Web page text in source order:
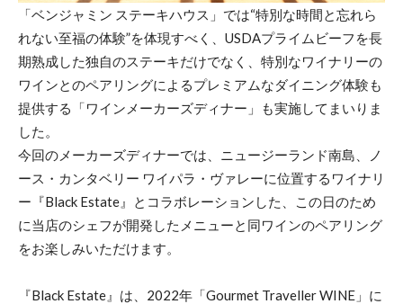
「ベンジャミン ステーキハウス」では“特別な時間と忘れら
れない至福の体験”を体現すべく、USDAプライムビーフを長
期熟成した独自のステーキだけでなく、特別なワイナリーの
ワインとのペアリングによるプレミアムなダイニング体験も
提供する「ワインメーカーズディナー」も実施してまいりま
した。
今回のメーカーズディナーでは、ニュージーランド南島、ノ
ース・カンタベリー ワイパラ・ヴァレーに位置するワイナリ
ー『Black Estate』とコラボレーションした、この日のため
に当店のシェフが開発したメニューと同ワインのペアリング
をお楽しみいただけます。
『Black Estate』は、2022年「Gourmet Traveller WINE」に